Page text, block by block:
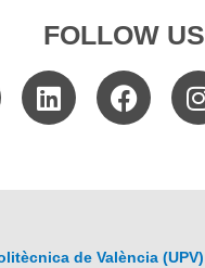
FOLLOW US
de València (UPV)